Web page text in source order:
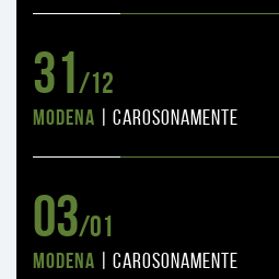
31/12
Modena | carosonamente
03/01
Modena | carosonamente